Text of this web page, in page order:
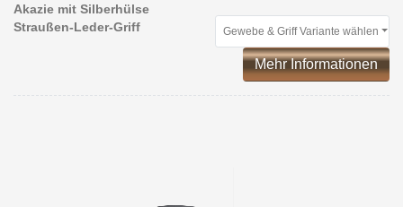
Akazie mit Silberhülse
Straußen-Leder-Griff
Gewebe & Griff Variante wählen
Mehr Informationen